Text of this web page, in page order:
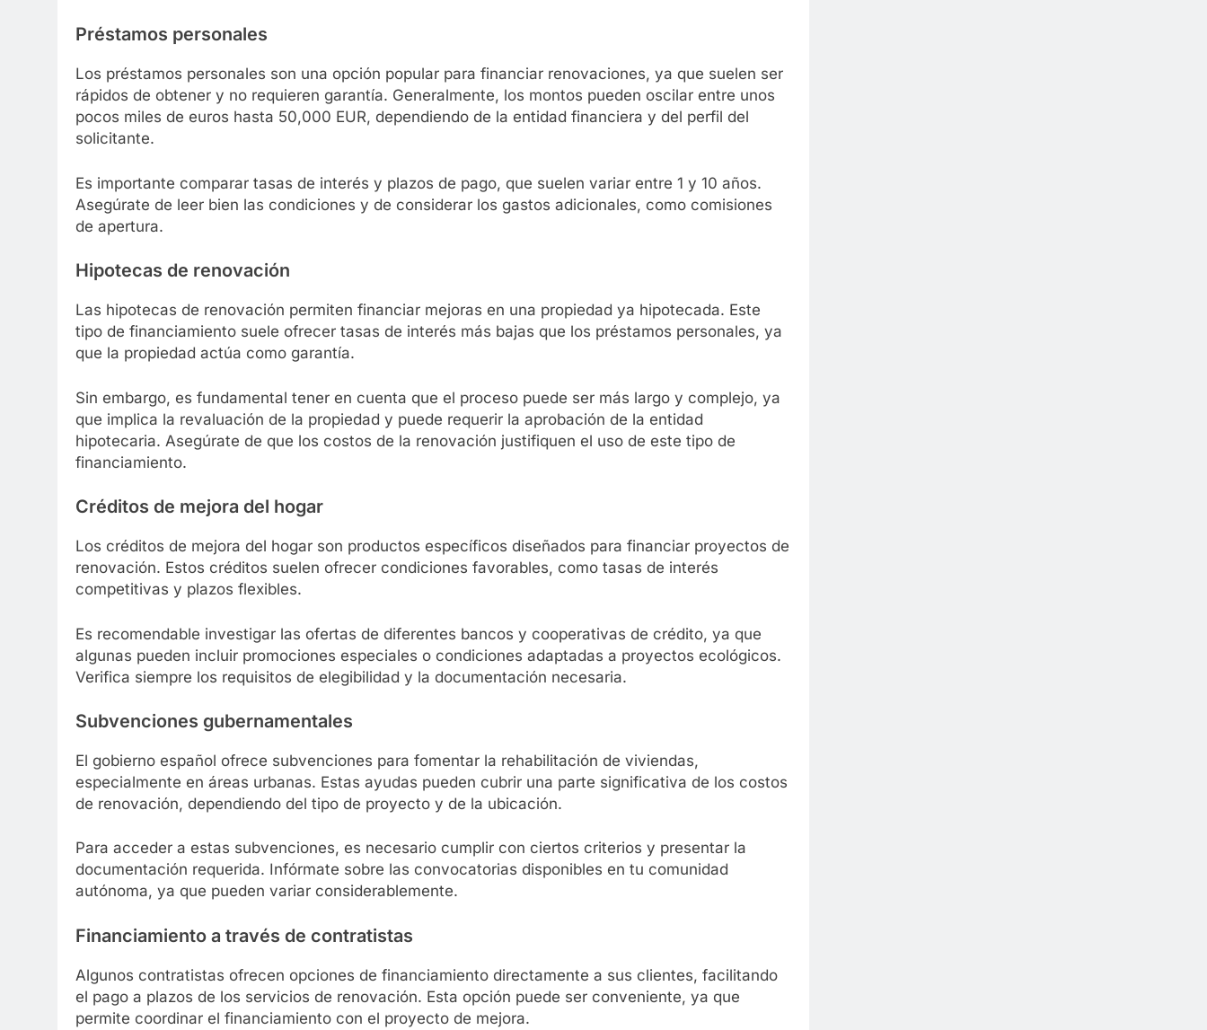
Préstamos personales
Los préstamos personales son una opción popular para financiar renovaciones, ya que suelen ser
rápidos de obtener y no requieren garantía. Generalmente, los montos pueden oscilar entre unos
pocos miles de euros hasta 50,000 EUR, dependiendo de la entidad financiera y del perfil del
solicitante.
Es importante comparar tasas de interés y plazos de pago, que suelen variar entre 1 y 10 años.
Asegúrate de leer bien las condiciones y de considerar los gastos adicionales, como comisiones
de apertura.
Hipotecas de renovación
Las hipotecas de renovación permiten financiar mejoras en una propiedad ya hipotecada. Este
tipo de financiamiento suele ofrecer tasas de interés más bajas que los préstamos personales, ya
que la propiedad actúa como garantía.
Sin embargo, es fundamental tener en cuenta que el proceso puede ser más largo y complejo, ya
que implica la revaluación de la propiedad y puede requerir la aprobación de la entidad
hipotecaria. Asegúrate de que los costos de la renovación justifiquen el uso de este tipo de
financiamiento.
Créditos de mejora del hogar
Los créditos de mejora del hogar son productos específicos diseñados para financiar proyectos de
renovación. Estos créditos suelen ofrecer condiciones favorables, como tasas de interés
competitivas y plazos flexibles.
Es recomendable investigar las ofertas de diferentes bancos y cooperativas de crédito, ya que
algunas pueden incluir promociones especiales o condiciones adaptadas a proyectos ecológicos.
Verifica siempre los requisitos de elegibilidad y la documentación necesaria.
Subvenciones gubernamentales
El gobierno español ofrece subvenciones para fomentar la rehabilitación de viviendas,
especialmente en áreas urbanas. Estas ayudas pueden cubrir una parte significativa de los costos
de renovación, dependiendo del tipo de proyecto y de la ubicación.
Para acceder a estas subvenciones, es necesario cumplir con ciertos criterios y presentar la
documentación requerida. Infórmate sobre las convocatorias disponibles en tu comunidad
autónoma, ya que pueden variar considerablemente.
Financiamiento a través de contratistas
Algunos contratistas ofrecen opciones de financiamiento directamente a sus clientes, facilitando
el pago a plazos de los servicios de renovación. Esta opción puede ser conveniente, ya que
permite coordinar el financiamiento con el proyecto de mejora.